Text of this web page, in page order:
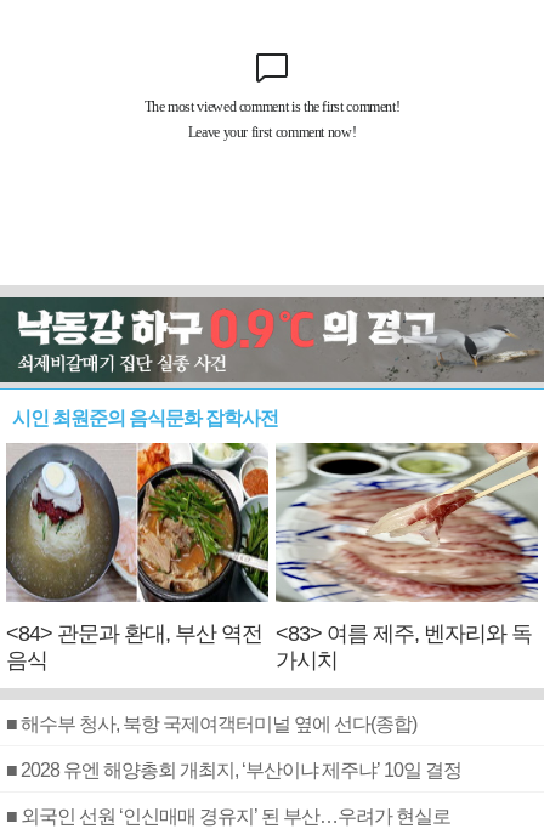
시인 최원준의 음식문화 잡학사전
<84> 관문과 환대, 부산 역전
음식
<83> 여름 제주, 벤자리와 독
가시치
■ 해수부 청사, 북항 국제여객터미널 옆에 선다(종합)
■ 2028 유엔 해양총회 개최지, ‘부산이냐 제주냐’ 10일 결정
■ 외국인 선원 ‘인신매매 경유지’ 된 부산…우려가 현실로